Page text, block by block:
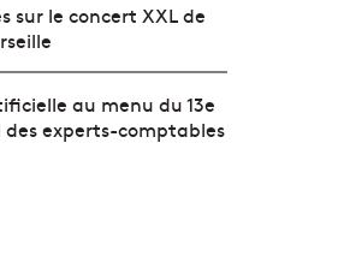
sur le concert XXL de
au menu du 13e
experts-comptables